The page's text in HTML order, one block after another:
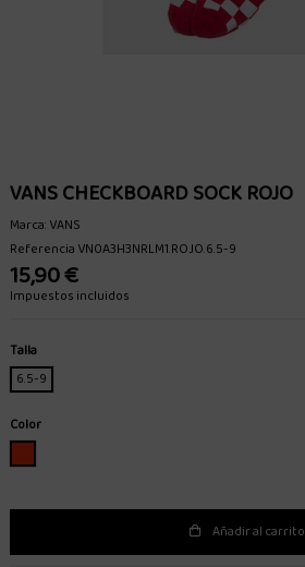
VANS CHECKBOARD SOCK ROJO
Marca:VANS
ReferenciaVN0A3H3NRLM1.ROJO.6.5-9
15,90 €
Impuestos incluidos
Talla
6.5-9
Color
Añadir al carrito